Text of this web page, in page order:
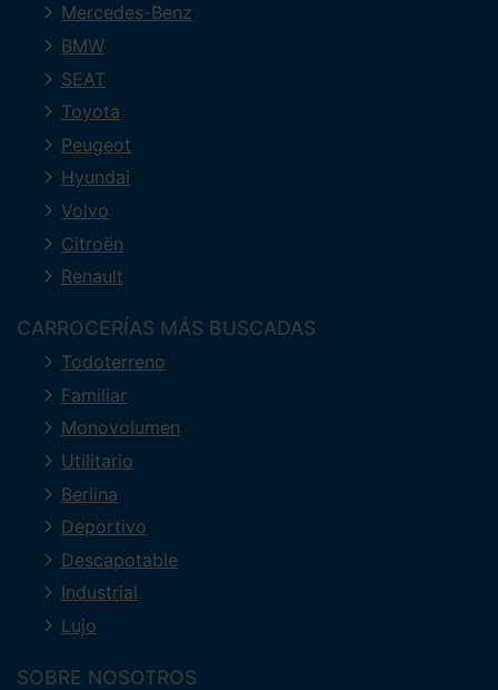
Mercedes-Benz
BMW
SEAT
Toyota
Peugeot
Hyundai
Volvo
Citroën
Renault
CARROCERÍAS MÁS BUSCADAS
Todoterreno
Familiar
Monovolumen
Utilitario
Berlina
Deportivo
Descapotable
Industrial
Lujo
SOBRE NOSOTROS